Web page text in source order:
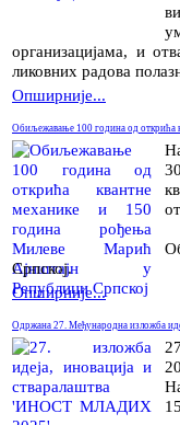
организацијама, и
ликовних радова
Опширније...
Обиљежавање 100 година од открића
Српској.
Опширније...
Одржана 27. Међународна изложба